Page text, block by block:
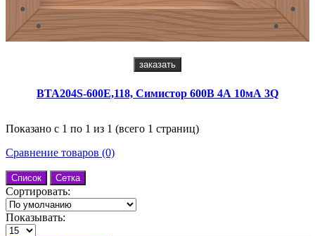
заказать
BTA204S-600E,118, Симистор 600В 4А 10мА 3Q
Показано с 1 по 1 из 1 (всего 1 страниц)
Сравнение товаров (0)
Список Сетка
Сортировать:
Показывать: